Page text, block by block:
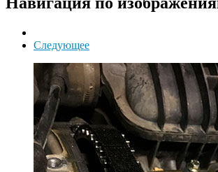
Следующее